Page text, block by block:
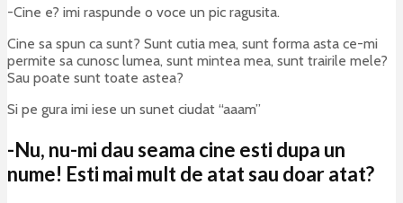
-Cine e? imi raspunde o voce un pic ragusita.
Cine sa spun ca sunt? Sunt cutia mea, sunt forma asta ce-mi
permite sa cunosc lumea, sunt mintea mea, sunt trairile mele?
Sau poate sunt toate astea?
Si pe gura imi iese un sunet ciudat “aaam”
-Nu, nu-mi dau seama cine esti dupa un
nume! Esti mai mult de atat sau doar atat?